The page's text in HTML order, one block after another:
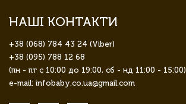
НАШІ КОНТАКТИ
+38 (068) 784 43 24 (Viber)
+38 (095) 788 12 68
(пн - пт с 10:00 до 19:00, сб - нд 11:00 - 15:00)
e-mail: infobaby.co.ua@gmail.com